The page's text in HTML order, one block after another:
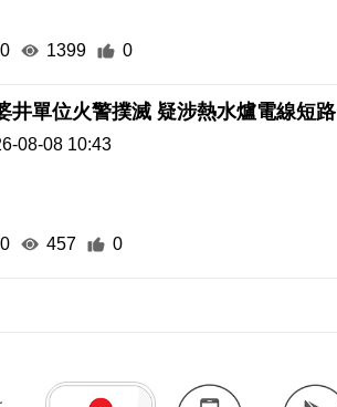
0 1399 0
亞婆井單位火警撲滅 疑涉熱水爐電線短路
08-08 10:43
0 457 0